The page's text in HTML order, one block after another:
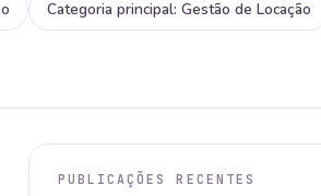
Categoria principal: Gestão de Locação
PUBLICAÇÕES RECENTES